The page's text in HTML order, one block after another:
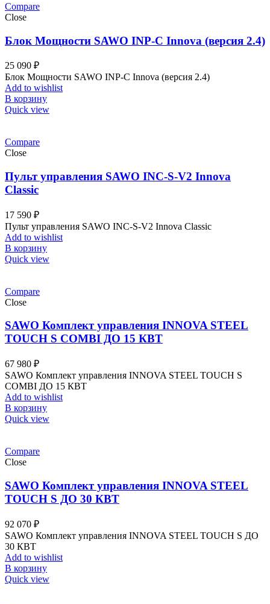
Compare
Close
Блок Мощности SAWO INP-C Innova (версия 2.4)
25 090 ₽
Блок Мощности SAWO INP-C Innova (версия 2.4)
Add to wishlist
В корзину
Quick view
Compare
Close
Пульт управления SAWO INC-S-V2 Innova
Classic
17 590 ₽
Пульт управления SAWO INC-S-V2 Innova Classic
Add to wishlist
В корзину
Quick view
Compare
Close
SAWO Комплект управления INNOVA STEEL
TOUCH S COMBI ДО 15 КВТ
67 980 ₽
SAWO Комплект управления INNOVA STEEL TOUCH S
COMBI ДО 15 КВТ
Add to wishlist
В корзину
Quick view
Compare
Close
SAWO Комплект управления INNOVA STEEL
TOUCH S ДО 30 КВТ
92 070 ₽
SAWO Комплект управления INNOVA STEEL TOUCH S ДО
30 КВТ
Add to wishlist
В корзину
Quick view